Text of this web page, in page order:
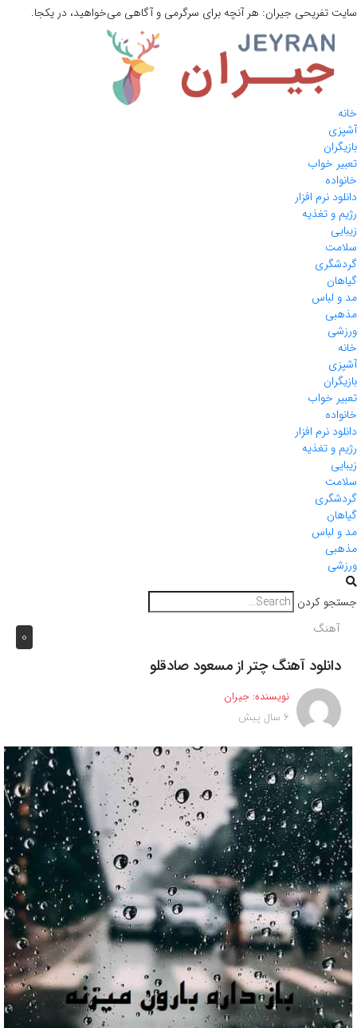
سایت تفریحی جیران: هر آنچه برای سرگرمی و آگاهی می‌خواهید، در یکجا.
خانه
آشپزی
بازیگران
تعبیر خواب
خانواده
دانلود نرم افزار
رژیم و تغذیه
زیبایی
سلامت
گردشگری
گیاهان
مد و لباس
مذهبی
ورزشی
خانه
آشپزی
بازیگران
تعبیر خواب
خانواده
دانلود نرم افزار
رژیم و تغذیه
زیبایی
سلامت
گردشگری
گیاهان
مد و لباس
مذهبی
ورزشی
جستجو کردن
0 آهنگ
دانلود آهنگ چتر از مسعود صادقلو
نویسنده: جیران
6 سال پیش